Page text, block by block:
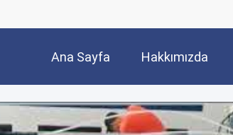
Ana Sayfa Hakkımızda